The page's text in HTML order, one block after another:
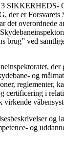
3 SIKKERHEDS-
er Forsvarets
det overordnede
brug” ved
og
reglementer,
certificering i
og
og